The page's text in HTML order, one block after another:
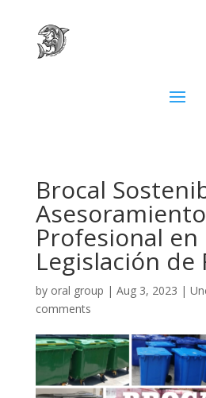
Brocal
Asesoramiento
Profesional en
Legislación de
by oral group | Aug 3, 2023 |
comments